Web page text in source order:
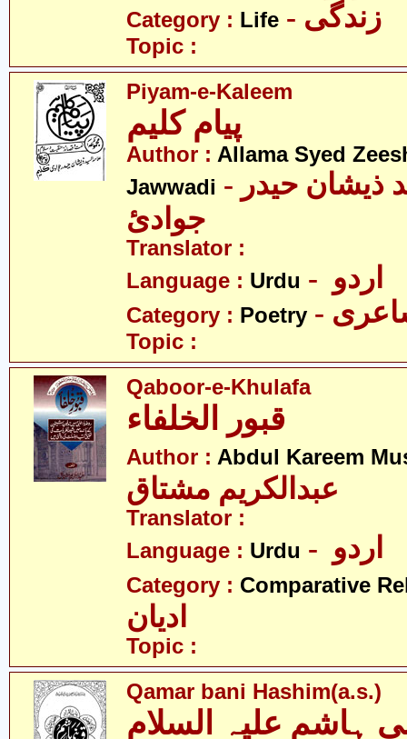
Category : Life - زندگی
Topic :
Piyam-e-Kaleem
پیام کلیم
Author : Allama Syed
Jawwadi - علامہ سیّد ذیشان حیدر
جوادئ
Translator :
Language : Urdu
Category : Poetry
Topic :
Qaboor-e-Khulafa
Author : Abdul Kareem
عبدالکریم مشتاق
Translator :
Language : Urdu
Category : Comparative
ادیان
Topic :
Qamar bani Hashim(a.s.)
ہاشم علیہ السلام